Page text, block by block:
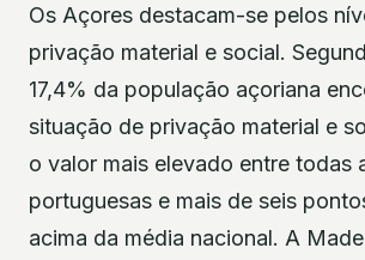
Os Açores destacam-se pelos
privação material e social.
17,4% da população açoriana
situação de privação material e
o valor mais elevado entre todas
portuguesas e mais de seis
acima da média nacional. A